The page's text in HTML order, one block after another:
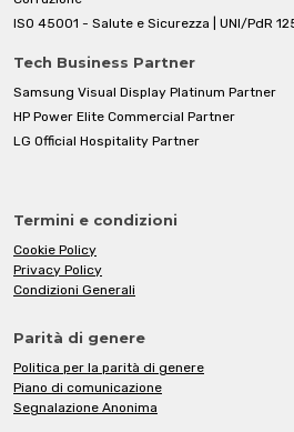
ISO 45001 - Salute e Sicurezza | UNI/PdR
Tech Business Partner
Samsung Visual Display Platinum Partner
HP Power Elite Commercial Partner
LG Official Hospitality Partner
Termini e condizioni
Cookie Policy
Privacy Policy
Condizioni Generali
Parità di genere
Politica per la parità di genere
Piano di comunicazione
Segnalazione Anonima